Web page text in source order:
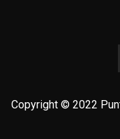
Copyright © 2022